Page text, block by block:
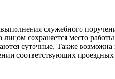
служебного
сохраняется место
суточные. Также возможна
соответствующих проездных